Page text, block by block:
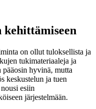
on ollut tuloksellista ja
tukimateriaaleja ja
hyvinä, mutta
keskustelun ja tuen
esiin
järjestelmään.